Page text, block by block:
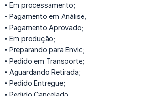
• Em processamento;
• Pagamento em Análise;
• Pagamento Aprovado;
• Em produção;
• Preparando para Envio;
• Pedido em Transporte;
• Aguardando Retirada;
• Pedido Entregue;